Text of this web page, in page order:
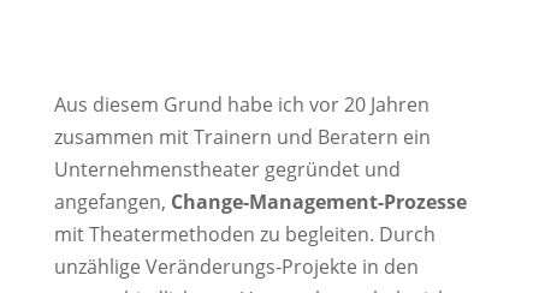
Aus diesem Grund habe ich vor 20 Jahren
zusammen mit Trainern und Beratern ein
Unternehmenstheater gegründet und
angefangen, Change-Management-Prozesse
mit Theatermethoden zu begleiten. Durch
unzählige Veränderungs-Projekte in den